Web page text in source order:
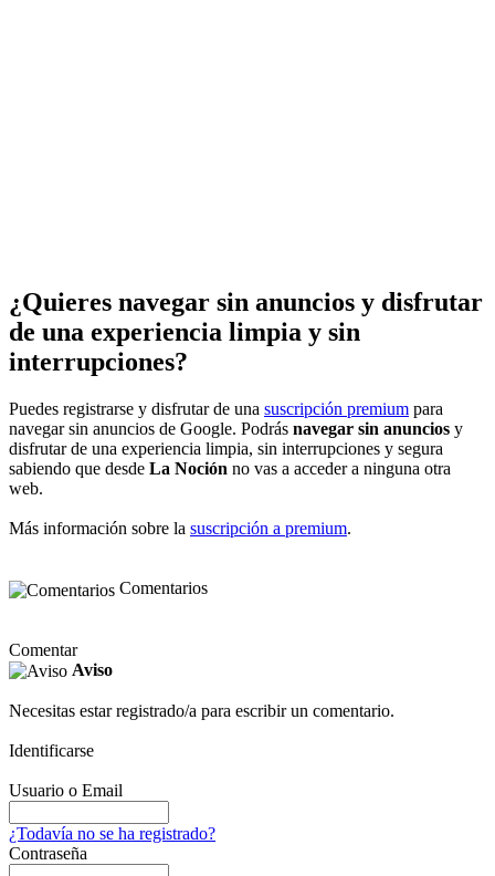
¿Quieres navegar sin anuncios y disfrutar
de una experiencia limpia y sin
interrupciones?
Puedes registrarse y disfrutar de una suscripción premium para
navegar sin anuncios de Google. Podrás navegar sin anuncios y
disfrutar de una experiencia limpia, sin interrupciones y segura
sabiendo que desde La Noción no vas a acceder a ninguna otra
web.
Más información sobre la suscripción a premium.
Comentarios
Comentar
Aviso
Necesitas estar registrado/a para escribir un comentario.
Identificarse
Usuario o Email
¿Todavía no se ha registrado?
Contraseña